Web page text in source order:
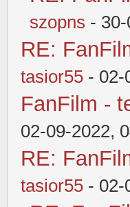
szopns -
RE:
tasior55 - 02-
FanFilm -
02-09-2022,
RE:
tasior55 - 02-